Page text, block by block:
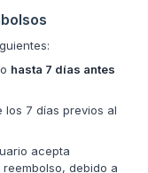
hasta 7 días antes
los 7 días previos al
acepta
debido a